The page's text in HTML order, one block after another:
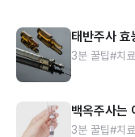
태반주사 효
3분 꿀팁#치
백옥주사는
3분 꿀팁#치